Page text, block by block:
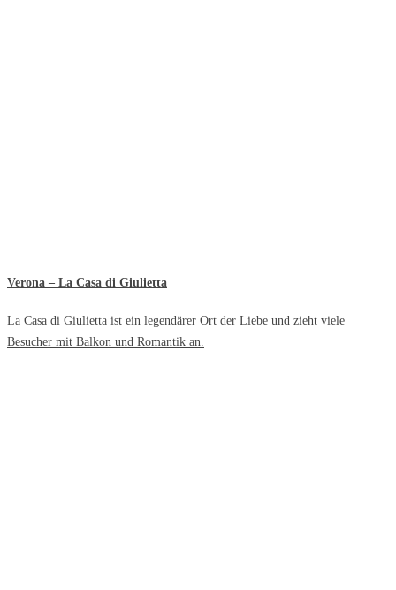
Verona – La Casa di Giulietta
La Casa di Giulietta ist ein legendärer Ort der Liebe und zieht viele
Besucher mit Balkon und Romantik an.